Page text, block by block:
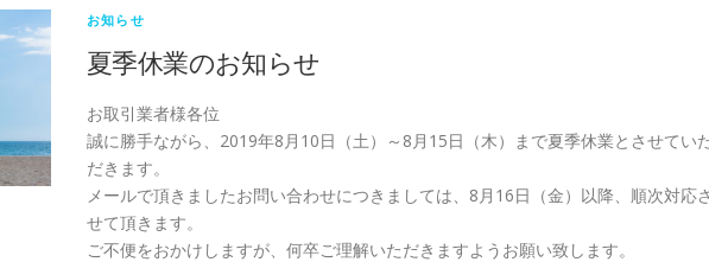
お知らせ
夏季休業のお知らせ
お取引業者様各位
誠に勝手ながら、2019年8月10日（土）～8月15日（木）まで夏季休業とさせてい
だきます。
メールで頂きましたお問い合わせにつきましては、8月16日（金）以降、順次対応さ
せて頂きます。
ご不便をおかけしますが、何卒ご理解いただきますようお願い致します。